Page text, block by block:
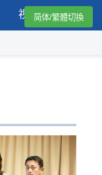
视频简体/繁體切換